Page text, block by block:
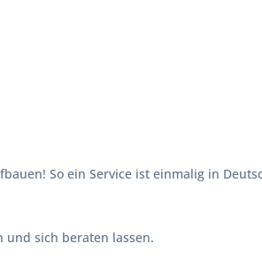
So ein Service ist einmalig in
und sich beraten lassen.